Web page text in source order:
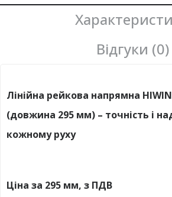
Відгуки (0)
Лінійна рейкова напрямна HIWIN
(довжина 295 мм) – точність і
кожному руху
Ціна за 295 мм, з ПДВ